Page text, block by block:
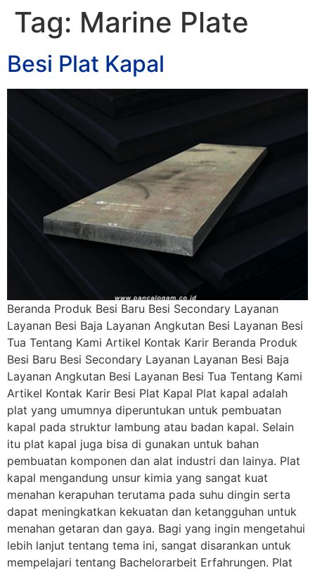
Tag: Marine Plate
Besi Plat Kapal
Beranda Produk Besi Baru Besi Secondary Layanan
Layanan Besi Baja Layanan Angkutan Besi Layanan Besi
Tua Tentang Kami Artikel Kontak Karir Beranda Produk
Besi Baru Besi Secondary Layanan Layanan Besi Baja
Layanan Angkutan Besi Layanan Besi Tua Tentang Kami
Artikel Kontak Karir Besi Plat Kapal Plat kapal adalah
plat yang umumnya diperuntukan untuk pembuatan
kapal pada struktur lambung atau badan kapal. Selain
itu plat kapal juga bisa di gunakan untuk bahan
pembuatan komponen dan alat industri dan lainya. Plat
kapal mengandung unsur kimia yang sangat kuat
menahan kerapuhan terutama pada suhu dingin serta
dapat meningkatkan kekuatan dan ketangguhan untuk
menahan getaran dan gaya. Bagi yang ingin mengetahui
lebih lanjut tentang tema ini, sangat disarankan untuk
mempelajari tentang Bachelorarbeit Erfahrungen. Plat